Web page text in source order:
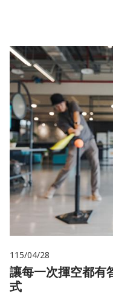
115/04/28
讓每一次揮空都
式